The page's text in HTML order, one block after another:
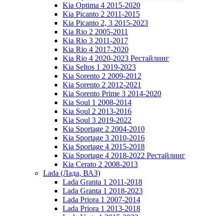
Kia Optima 4 2015-2020
Kia Picanto 2 2011-2015
Kia Picanto 2, 3 2015-2023
Kia Rio 2 2005-2011
Kia Rio 3 2011-2017
Kia Rio 4 2017-2020
Kia Rio 4 2020-2023 Рестайлинг
Kia Seltos 1 2019-2023
Kia Sorento 2 2009-2012
Kia Sorento 2 2012-2021
Kia Sorento Prime 3 2014-2020
Kia Soul 1 2008-2014
Kia Soul 2 2013-2016
Kia Soul 3 2019-2022
Kia Sportage 2 2004-2010
Kia Sportage 3 2010-2016
Kia Sportage 4 2015-2018
Kia Sportage 4 2018-2022 Рестайлинг
Kia Cerato 2 2008-2013
Lada (Лада, ВАЗ)
Lada Granta 1 2011-2018
Lada Granta 1 2018-2023
Lada Priora 1 2007-2014
Lada Priora 1 2013-2018